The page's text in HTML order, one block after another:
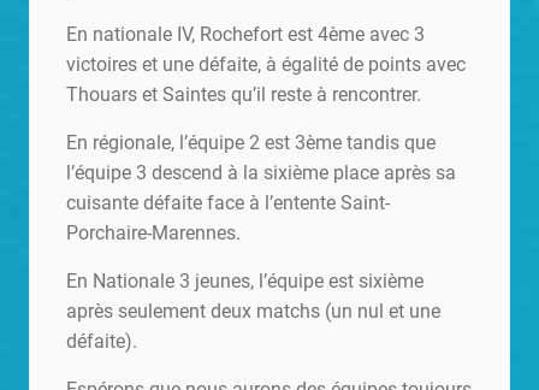
En nationale IV, Rochefort est 4ème avec 3
victoires et une défaite, à égalité de points avec
Thouars et Saintes qu’il reste à rencontrer.
En régionale, l’équipe 2 est 3ème tandis que
l’équipe 3 descend à la sixième place après sa
cuisante défaite face à l’entente Saint-
Porchaire-Marennes.
En Nationale 3 jeunes, l’équipe est sixième
après seulement deux matchs (un nul et une
défaite).